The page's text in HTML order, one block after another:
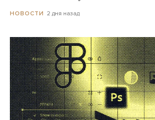
НОВОСТИ 2 дня назад